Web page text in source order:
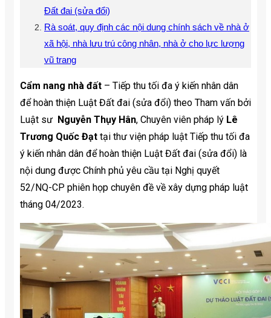
Đất đai (sửa đổi)
Rà soát, quy định các nội dung chính sách về nhà ở
xã hội, nhà lưu trú công nhân, nhà ở cho lực lượng
vũ trang
Cẩm nang nhà đất – Tiếp thu tối đa ý kiến nhân dân
để hoàn thiện Luật Đất đai (sửa đổi) theo Tham vấn bởi
Luật sư Nguyễn Thụy Hân, Chuyên viên pháp lý Lê
Trương Quốc Đạt tại thư viện pháp luật Tiếp thu tối đa
ý kiến nhân dân để hoàn thiện Luật Đất đai (sửa đổi) là
nội dung được Chính phủ yêu cầu tại Nghị quyết
52/NQ-CP phiên họp chuyên đề về xây dựng pháp luật
tháng 04/2023.